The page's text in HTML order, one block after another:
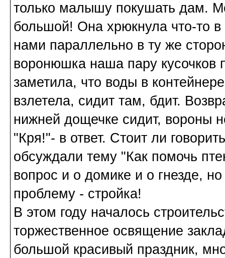
только малышу покушать дам.
большой! Она хрюкнула что-то
нами параллельно в ту же
воронюшка наша пару кусочков
заметила, что воды в
взлетела, сидит там, бдит.
нижней дощечке сидит, вороны
"Кря!"- в ответ. Стоит ли
обсуждали тему "Как помочь
вопрос и о домике и о гнезде,
проблему - стройка!
В этом году началось
торжественное освящение
большой красивый праздник,